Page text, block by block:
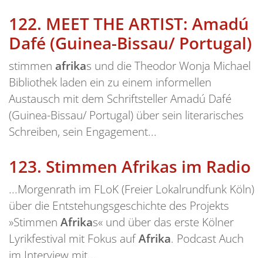
122. MEET THE ARTIST: Amadú
Dafé (Guinea-Bissau/ Portugal)
stimmen afrikas und die Theodor Wonja Michael
Bibliothek laden ein zu einem informellen
Austausch mit dem Schriftsteller Amadú Dafé
(Guinea-Bissau/ Portugal) über sein literarisches
Schreiben, sein Engagement...
123. Stimmen Afrikas im Radio
...Morgenrath im FLoK (Freier Lokalrundfunk Köln)
über die Entstehungsgeschichte des Projekts
»Stimmen Afrikas« und über das erste Kölner
Lyrikfestival mit Fokus aufAfrika. Podcast Auch